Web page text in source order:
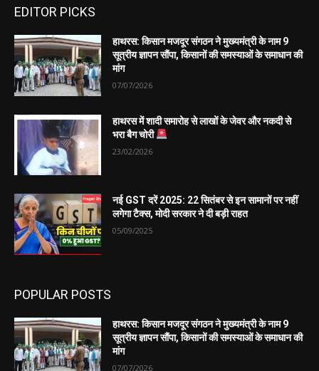
EDITOR PICKS
हाथरस: किसान मजदूर संगठन ने मुख्यमंत्री के नाम 9
सूत्रीय ज्ञापन सौंपा, किसानों की समस्याओं के समाधान की
मांग
07/07/2026
हाथरस में शादी समारोह से लाखों के जेवर और नकदी से
भरा बैग चोरी
23/02/2026
नई GST दरें 2025: 22 सितंबर से इन सामानों पर नहीं
लगेगा टैक्स, मोदी सरकार ने दी बड़ी राहत
05/09/2025
POPULAR POSTS
हाथरस: किसान मजदूर संगठन ने मुख्यमंत्री के नाम 9
सूत्रीय ज्ञापन सौंपा, किसानों की समस्याओं के समाधान की
मांग
07/07/2026